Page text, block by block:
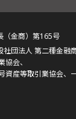
金商）第165号
社団法人 第二種金融
会、
資産等取引業協会、